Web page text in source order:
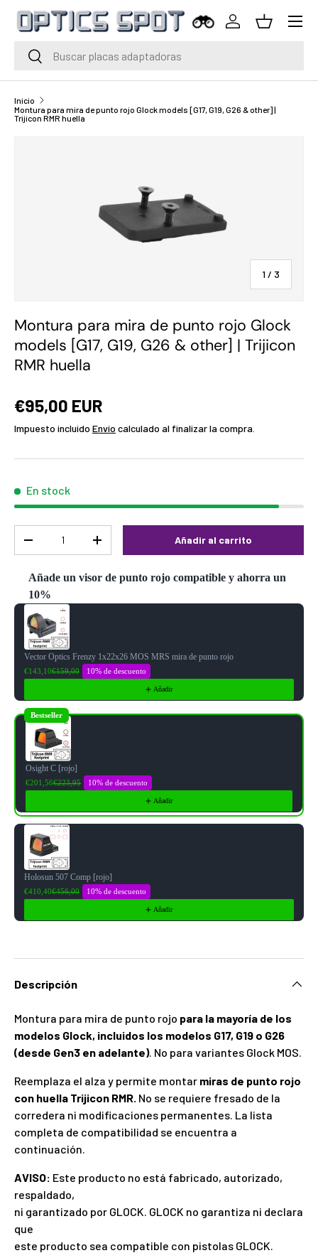
Saltar al contenido
Buscar
Buscar
Iniciar sesión
Cesta
Menú
Inicio
Montura para mira de punto rojo Glock models [G17, G19, G26 & other] |
Trijicon RMR huella
1/ de
3
Montura para mira de punto rojo Glock
models [G17, G19, G26 & other] | Trijicon
RMR huella
€95,00 EUR
Impuesto incluido Envío calculado al finalizar la compra.
En stock
-
+ Añadir al carrito
Añade un visor de punto rojo compatible y ahorra un
10%
Use the Previous and Next buttons to navigate through product
Vector Optics Frenzy 1x22x26 MOS MRS mira de punto rojo
€143,10€159,00 10% de descuento
Añadir
Osight C [rojo]
€201,56€223,95 10% de descuento
Añadir
Bestseller
Holosun 507 Comp [rojo]
€410,40€456,00 10% de descuento
Añadir
Descripción
Montura para mira de punto rojo para la mayoría de los
modelos Glock, incluidos los modelos G17, G19 o G26
(desde Gen3 en adelante). No para variantes Glock MOS.
Reemplaza el alza y permite montar miras de punto rojo
con huella Trijicon RMR. No se requiere fresado de la
corredera ni modificaciones permanentes. La lista
completa de compatibilidad se encuentra a
continuación.
AVISO: Este producto no está fabricado, autorizado,
respaldado,
ni garantizado por GLOCK. GLOCK no garantiza ni declara
que
este producto sea compatible con pistolas GLOCK.